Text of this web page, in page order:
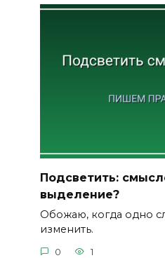
Подсветить:
выделение?
Обожаю, когда одно
изменить.
0 1